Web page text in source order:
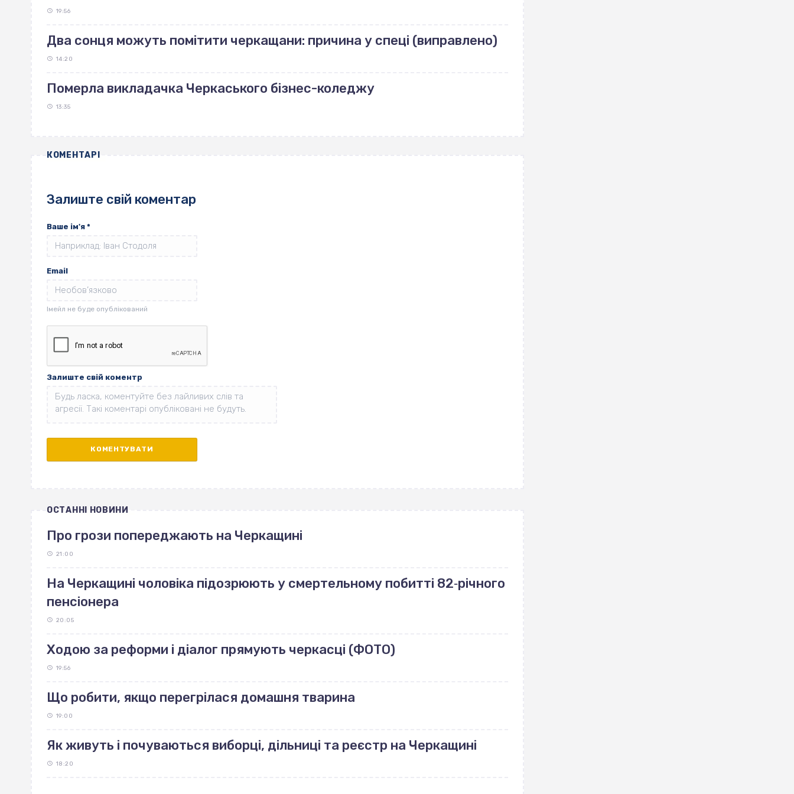
19:56
Два сонця можуть помітити черкащани: причина у спеці (виправлено)
14:20
Померла викладачка Черкаського бізнес-коледжу
13:35
КОМЕНТАРІ
Залиште свій коментар
Ваше ім'я *
Email
Залиште свій коментр
ОСТАННІ НОВИНИ
Про грози попереджають на Черкащині
21:00
На Черкащині чоловіка підозрюють у смертельному побитті 82‐річного
пенсіонера
20:05
Ходою за реформи і діалог прямують черкасці (ФОТО)
19:56
Що робити, якщо перегрілася домашня тварина
19:00
Як живуть і почуваються виборці, дільниці та реєстр на Черкащині
18:20